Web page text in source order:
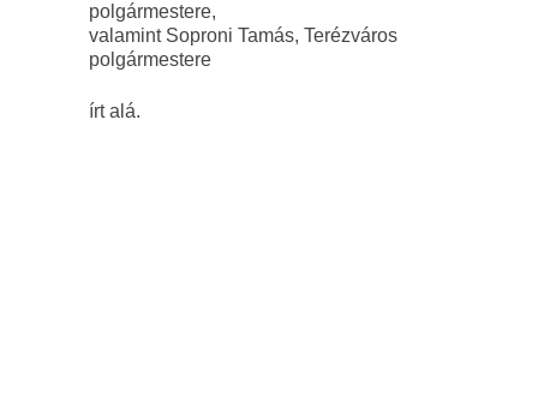
polgármestere,
valamint Soproni Tamás, Terézváros
polgármestere
írt alá.